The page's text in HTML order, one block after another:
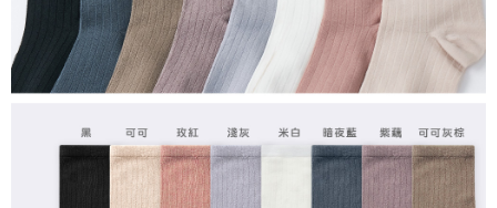
付款後7-11取貨
每筆NT$80，滿NT$859(含以上)免運費
宅配